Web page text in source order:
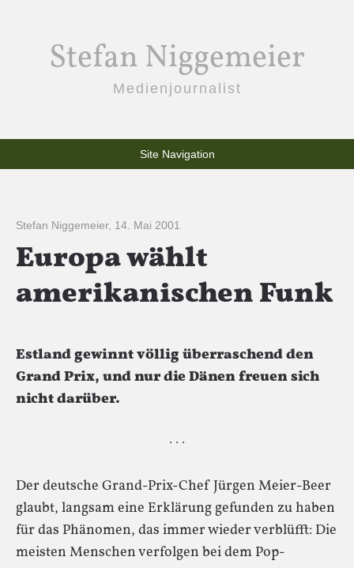
Stefan Niggemeier
Medienjournalist
Site Navigation
Stefan Niggemeier, 14. Mai 2001
Europa wählt
amerikanischen Funk
Estland gewinnt völlig überraschend den
Grand Prix, und nur die Dänen freuen sich
nicht darüber.
· · ·
Der deutsche Grand-Prix-Chef Jürgen Meier-Beer
glaubt, langsam eine Erklärung gefunden zu haben
für das Phänomen, das immer wieder verblüfft: Die
meisten Menschen verfolgen bei dem Pop-